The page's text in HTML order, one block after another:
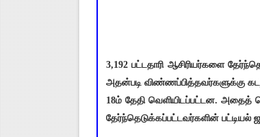
3,192 பட்டதாரி ஆசிரியர்களை
அதன்படி விண்ணப்பித்தவர்களுக்கு
18ம் தேதி வெளியிடப்பட்டன. அதைத்
தேர்ந்தெடுக்கப்பட்டவர்களின் பட்டியல்